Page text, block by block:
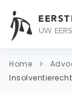
UW
Home